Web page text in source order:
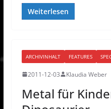
Weiterlesen
ARCHIVINHALT FEATURES
2011-12-03 Klaudia Weber
Metal für